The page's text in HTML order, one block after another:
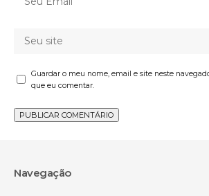
Guardar o meu nome, email e site neste
que eu comentar.
Navegação